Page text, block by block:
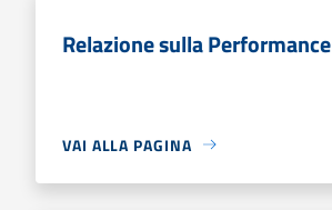
Relazione sulla Performance
VAI ALLA PAGINA